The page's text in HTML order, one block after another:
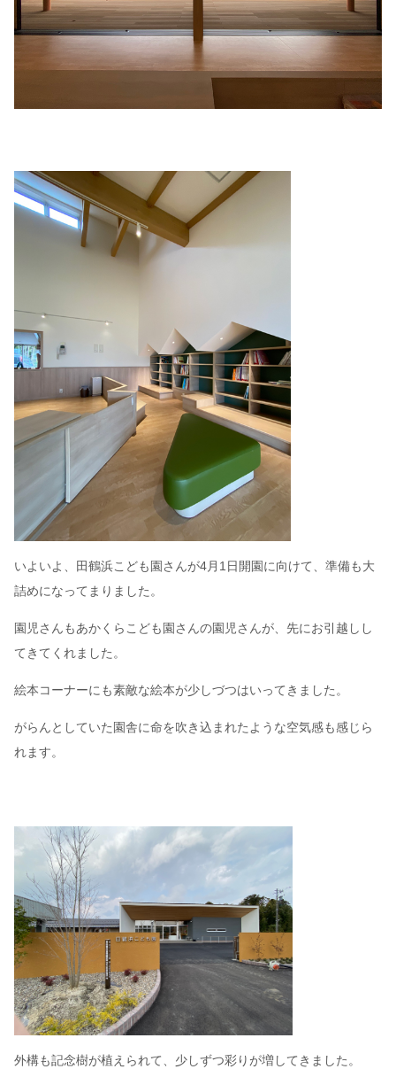
いよいよ、田鶴浜こども園さんが4月1日開園に向けて、準備も大
詰めになってまりました。
園児さんもあかくらこども園さんの園児さんが、先にお引越しし
てきてくれました。
絵本コーナーにも素敵な絵本が少しづつはいってきました。
がらんとしていた園舎に命を吹き込まれたような空気感も感じら
れます。
外構も記念樹が植えられて、少しずつ彩りが増してきました。